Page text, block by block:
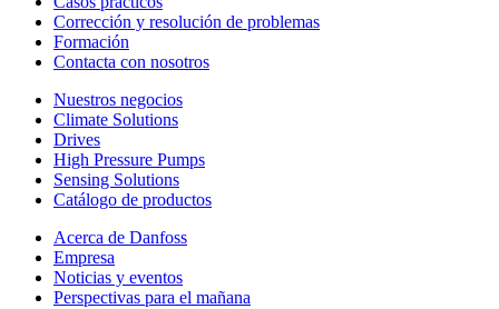
Corrección y resolución de problemas
Formación
Contacta con nosotros
Nuestros negocios
Climate Solutions
Drives
High Pressure Pumps
Sensing Solutions
Catálogo de productos
Acerca de Danfoss
Empresa
Noticias y eventos
Perspectivas para el mañana